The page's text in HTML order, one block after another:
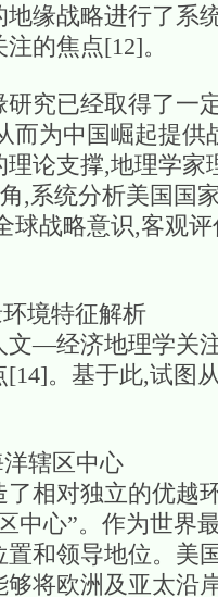
缘战略进行了系
的焦点[12]。
究已经取得了一
而为中国崛起提
论支撑,地理学
,系统分析美国国
球战略意识,客观
境特征解析
文—经济地理学关
。基于此,试图
辖区中心
相对独立的优越
中心”。作为世界
和领导地位。美
将欧洲及亚太沿